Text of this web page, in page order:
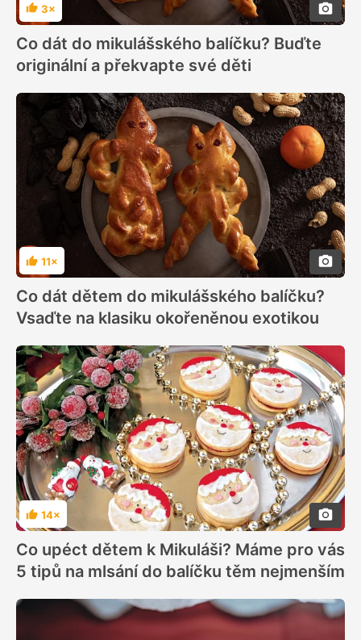
Hodnocení
3×
Co dát do mikulášského balíčku? Buďte
originální a překvapte své děti
Hodnocení
11×
Co dát dětem do mikulášského balíčku?
Vsaďte na klasiku okořeněnou exotikou
Hodnocení
14×
Co upéct dětem k Mikuláši? Máme pro vás
5 tipů na mlsání do balíčku těm nejmenším